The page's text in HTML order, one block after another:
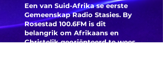
Een van Suid-Afrika se eerste
Gemeenskap Radio Stasies. By
Rosestad 100.6FM is dit
belangrik om Afrikaans en
Christelik georiënteerd te wees.